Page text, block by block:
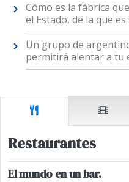
Cómo es la fábrica
el Estado, de la que
Un grupo de
permitirá alentar a tu
Restaurantes
El mundo en un bar.